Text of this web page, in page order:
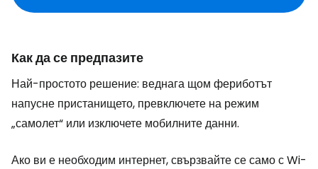
Как да се предпазите
Най-простото решение: веднага щом фериботът
напусне пристанището, превключете на режим
„самолет“ или изключете мобилните данни.
Ако ви е необходим интернет, свързвайте се само с Wi-